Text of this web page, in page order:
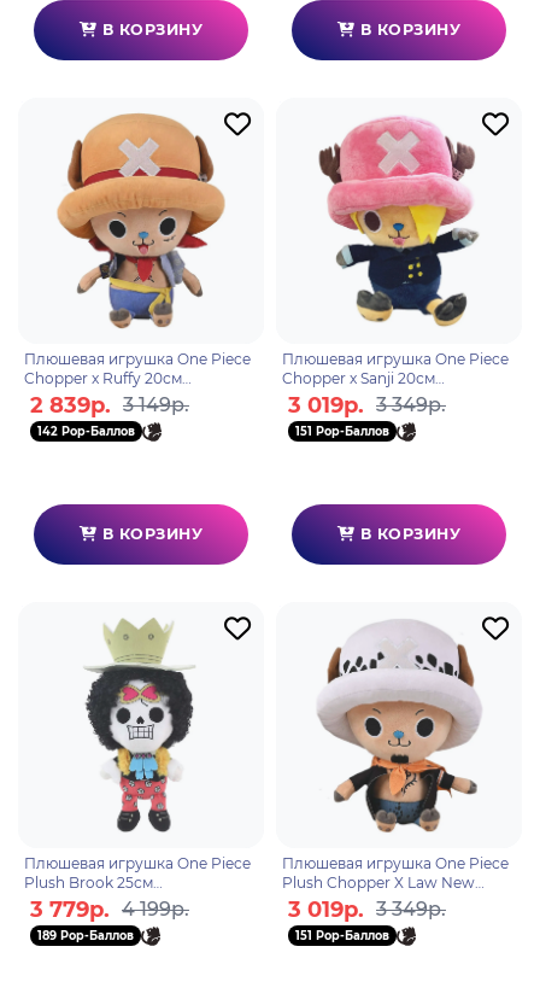
В КОРЗИНУ В КОРЗИНУ
Плюшевая игрушка One Piece
Chopper x Ruffy 20см
6931080103937
2 839р. 3 149р.
142 Pop-Баллов
В КОРЗИНУ
Плюшевая игрушка One Piece
Chopper x Sanji 20см
6931080108307
3 019р. 3 349р.
151 Pop-Баллов
В КОРЗИНУ
Плюшевая игрушка One Piece
Plush Brook 25см
6931080103913
3 779р. 4 199р.
189 Pop-Баллов
Плюшевая игрушка One Piece
Plush Chopper X Law New
World Ver. 20см 6931080103944
3 019р. 3 349р.
151 Pop-Баллов